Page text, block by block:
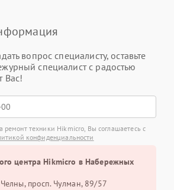
вопрос специалисту, оставьте
специалист с радостью
Вас!
ремонт техники Hikmicro, Вы соглашаетесь с
конфиденциальности
центра Hikmicro в Набережных
просп. Чулман, 89/57